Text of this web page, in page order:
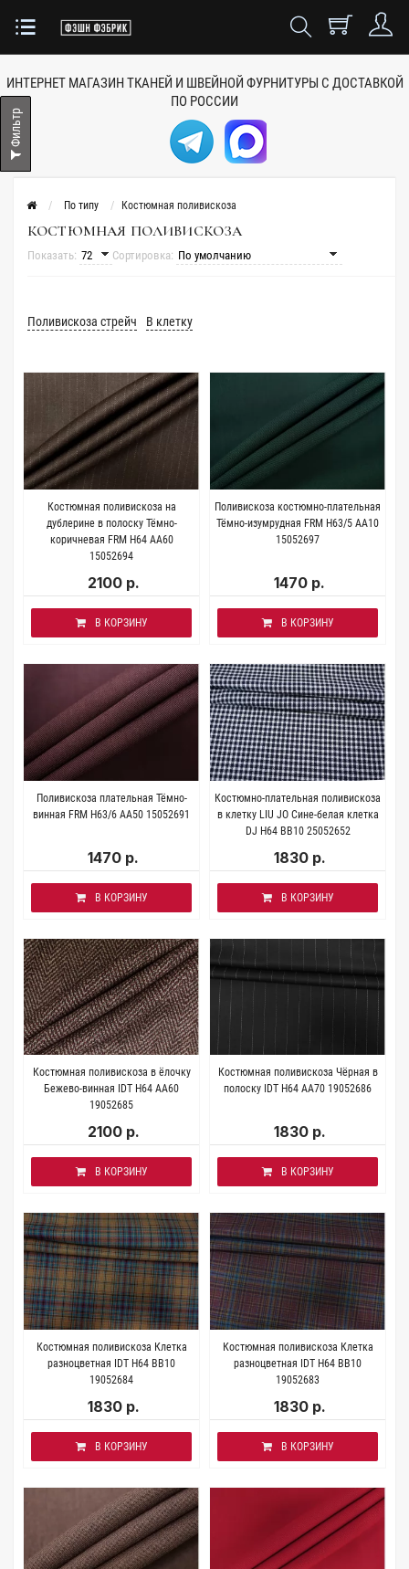
ИНТЕРНЕТ МАГАЗИН ТКАНЕЙ И ШВЕЙНОЙ ФУРНИТУРЫ С ДОСТАВКОЙ
ПО РОССИИ
По типу Костюмная поливискоза
КОСТЮМНАЯ ПОЛИВИСКОЗА
Показать: Сортировка:
Поливискоза стрейч В клетку
Костюмная поливискоза на
дублерине в полоску Тёмно-
коричневая FRM H64 AA60
15052694
2100 р.
В КОРЗИНУ
Поливискоза костюмно-плательная
Тёмно-изумрудная FRM H63/5 AA10
15052697
1470 р.
В КОРЗИНУ
Поливискоза плательная Тёмно-
винная FRM H63/6 AA50 15052691
1470 р.
В КОРЗИНУ
Костюмно-плательная поливискоза
в клетку LIU JO Сине-белая клетка
DJ H64 BB10 25052652
1830 р.
В КОРЗИНУ
Костюмная поливискоза в ёлочку
Бежево-винная IDT H64 AA60
19052685
2100 р.
В КОРЗИНУ
Костюмная поливискоза Чёрная в
полоску IDT H64 AA70 19052686
1830 р.
В КОРЗИНУ
Костюмная поливискоза Клетка
разноцветная IDT H64 BB10
19052684
1830 р.
В КОРЗИНУ
Костюмная поливискоза Клетка
разноцветная IDT H64 BB10
19052683
1830 р.
В КОРЗИНУ
Фильтр